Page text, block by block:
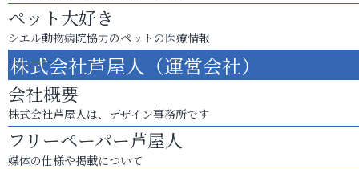
ペット大好き
シエル動物病院協力のペットの医療情報
株式会社芦屋人（運営会社）
会社概要
株式会社芦屋人は、デザイン事務所です
フリーペーパー芦屋人
媒体の仕様や掲載について